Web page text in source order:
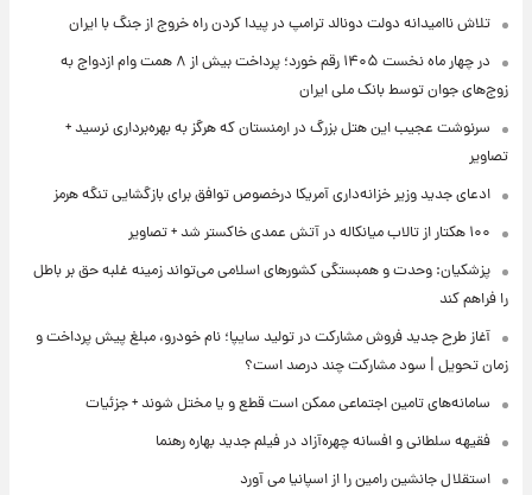
تلاش ناامیدانه‌ دولت دونالد ترامپ در پیدا کردن راه خروج از جنگ با ایران
در چهار ماه نخست ۱۴۰۵ رقم خورد؛ پرداخت بیش از ۸ همت وام ازدواج به
زوج‌های جوان توسط بانک ملی ایران
سرنوشت عجیب این هتل بزرگ در ارمنستان که هرگز به بهره‌برداری نرسید +
تصاویر
ادعای جدید وزیر خزانه‌داری آمریکا درخصوص توافق برای بازگشایی تنگه هرمز
۱۰۰ هکتار از تالاب میانکاله در آتش عمدی خاکستر شد + تصاویر
پزشکیان: وحدت و همبستگی کشورهای اسلامی می‌تواند زمینه غلبه حق بر باطل
را فراهم کند
آغاز طرح جدید فروش مشارکت در تولید سایپا؛ نام خودرو، مبلغ پیش پرداخت و
زمان تحویل | سود مشارکت چند درصد است؟
سامانه‌های تامین اجتماعی ممکن است قطع و یا مختل شوند + جزئیات
فقیهه سلطانی و افسانه چهره‌آزاد در فیلم جدید بهاره رهنما
استقلال جانشین رامین را از اسپانیا می آورد